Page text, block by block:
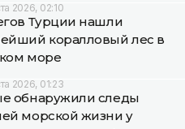
2026, 02:10
Турции нашли
коралловый лес в
море
2026, 01:23
обнаружили следы
морской жизни у